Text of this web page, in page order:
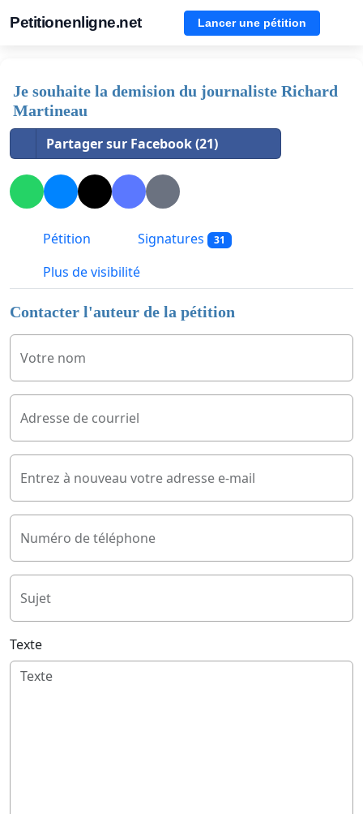
Petitionenligne.net Lancer une pétition
Je souhaite la demision du journaliste Richard
Martineau
Partager sur Facebook (21)
Pétition Signatures 31
Plus de visibilité
Contacter l'auteur de la pétition
Votre nom
Adresse de courriel
Entrez à nouveau votre adresse e-mail
Numéro de téléphone
Sujet
Texte